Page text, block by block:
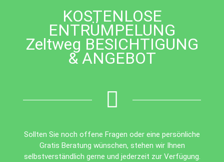
KOSTENLOSE
ENTRÜMPELUNG
Zeltweg BESICHTIGUNG
& ANGEBOT
Sollten Sie noch offene Fragen oder eine persönliche
Gratis Beratung wünschen, stehen wir Ihnen
selbstverständlich gerne und jederzeit zur Verfügung.